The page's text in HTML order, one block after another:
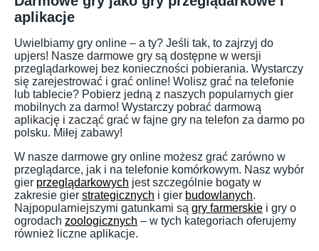
aplikacje
Uwielbiamy gry online – a ty? Jeśli tak, to zajrzyj do
upjers! Nasze darmowe gry są dostępne w wersji
przeglądarkowej bez konieczności pobierania. Wystarczy
się zarejestrować i grać online! Wolisz grać na telefonie
lub tablecie? Pobierz jedną z naszych popularnych gier
mobilnych za darmo! Wystarczy pobrać darmową
aplikację i zacząć grać w fajne gry na telefon za darmo po
polsku. Miłej zabawy!
W nasze darmowe gry online możesz grać zarówno w
przeglądarce, jak i na telefonie komórkowym. Nasz wybór
gier przeglądarkowych jest szczególnie bogaty w
zakresie gier strategicznych i gier budowlanych.
Najpopularniejszymi gatunkami są gry farmerskie i gry o
ogrodach zoologicznych – w tych kategoriach oferujemy
również liczne aplikacje.